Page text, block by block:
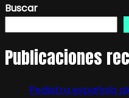
Buscar
Publicaciones
Pediatra española